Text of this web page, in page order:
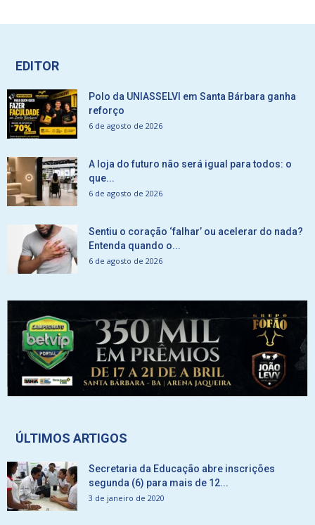
EDITOR
Polo da UNIASSELVI em Santa Bárbara ganha
reforço
6 de agosto de 2026
A loja do futuro não será igual para todos: o
que...
6 de agosto de 2026
Sentiu o coração ‘falhar’ ou acelerar do nada?
Entenda quando o...
6 de agosto de 2026
ÚLTIMOS ARTIGOS
Secretaria da Educação abre inscrições
segunda (6) para mais de 12...
3 de janeiro de 2020